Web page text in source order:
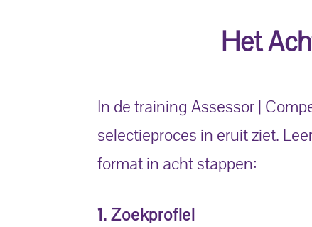
Het
In de training Assessor |
selectieproces in eruit ziet.
format in acht stappen:
1. Zoekprofiel